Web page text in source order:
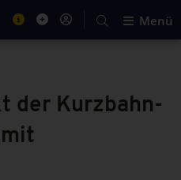
Menü
der Kurzbahn-
mit